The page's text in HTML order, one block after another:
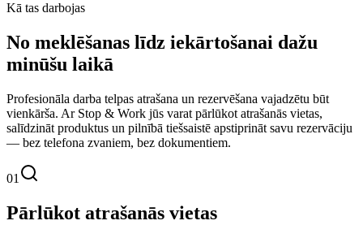
Kā tas darbojas
No meklēšanas līdz iekārtošanai dažu
minūšu laikā
Profesionāla darba telpas atrašana un rezervēšana vajadzētu būt
vienkārša. Ar Stop & Work jūs varat pārlūkot atrašanās vietas,
salīdzināt produktus un pilnībā tiešsaistē apstiprināt savu rezervāciju
— bez telefona zvaniem, bez dokumentiem.
01
Pārlūkot atrašanās vietas